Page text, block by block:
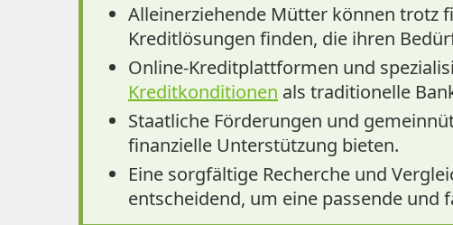
Alleinerziehende Mütter können trotz
Kreditlösungen finden, die ihren
Online-Kreditplattformen und
Kreditkonditionen als traditionelle
Staatliche Förderungen und
finanzielle Unterstützung bieten.
Eine sorgfältige Recherche und
entscheidend, um eine passende und